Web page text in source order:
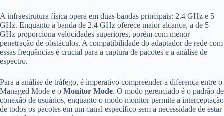
A infraestrutura física opera em duas bandas principais: 2.4 GHz e 5
GHz. Enquanto a banda de 2.4 GHz oferece maior alcance, a de 5
GHz proporciona velocidades superiores, porém com menor
penetração de obstáculos. A compatibilidade do adaptador de rede com
essas frequências é crucial para a captura de pacotes e a análise de
espectro.
Para a análise de tráfego, é imperativo compreender a diferença entre o
Managed Mode e o Monitor Mode. O modo gerenciado é o padrão de
conexão de usuários, enquanto o modo monitor permite a interceptação
de todos os pacotes em um canal específico sem a necessidade de estar